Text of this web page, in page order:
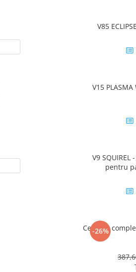
V85
V15
V9
pentru
-26%
Centura